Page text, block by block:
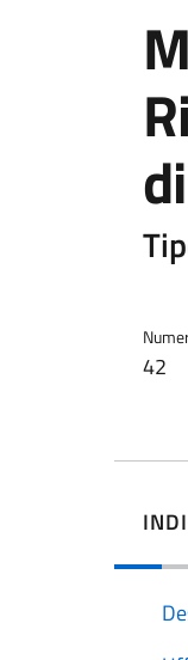
42